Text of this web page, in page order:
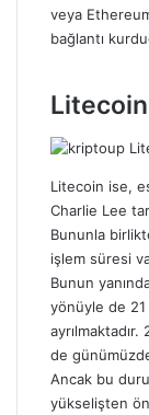
veya
bağlantı
Litecoin
Litecoin ise,
Charlie Lee
Bununla
işlem süresi
Bunun
yönüyle de 21
de
Ancak bu
yükselişten